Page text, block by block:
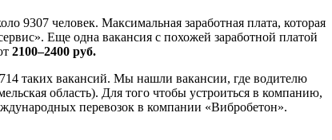
9307 человек. Максимальная заработная плата, которая
Еще одна вакансия с похожей заработной платой
2100–2400 руб.
таких вакансий. Мы нашли вакансии, где водителю
область). Для того чтобы устроиться в компанию,
перевозок в компании «Вибробетон».